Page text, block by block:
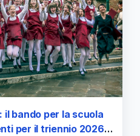
il bando per la scuola
per il triennio 2026-